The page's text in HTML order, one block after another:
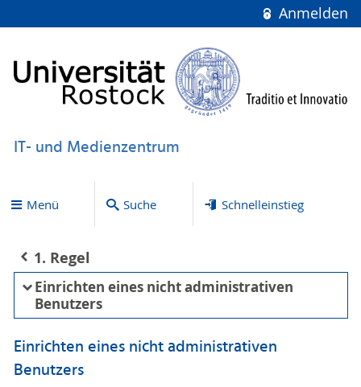
Anmelden
IT- und Medienzentrum
Menü Suche Schnelleinstieg
1. Regel
Einrichten eines nicht administrativen
Benutzers
Einrichten eines nicht administrativen
Benutzers